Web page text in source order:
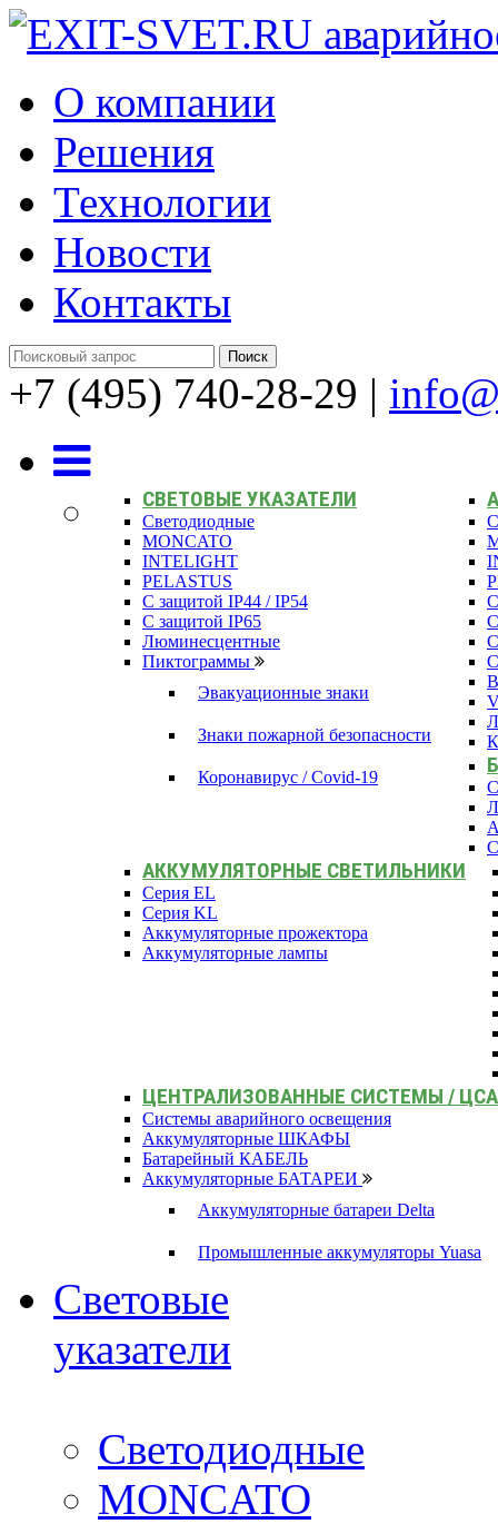
О компании
Решения
Технологии
Новости
Контакты
+7 (495) 740-28-29 |
СВЕТОВЫЕ УКАЗАТЕЛИ
Светодиодные
MONCATO
INTELIGHT
PELASTUS
С защитой IP44 / IP54
С защитой IP65
Люминесцентные
Пиктограммы
Эвакуационные знаки
Знаки пожарной безопасности
Коронавирус / Covid-19
АККУМУЛЯТОРНЫЕ СВЕТИЛЬНИКИ
Серия EL
Серия KL
Аккумуляторные прожектора
Аккумуляторные лампы
ЦЕНТРАЛИЗОВАННЫЕ СИСТЕМЫ /
Системы аварийного освещения
Аккумуляторные ШКАФЫ
Батарейный КАБЕЛЬ
Аккумуляторные БАТАРЕИ
Аккумуляторные батареи Delta
Промышленные аккумуляторы Yuasa
Световые
указатели
Светодиодные
MONCATO